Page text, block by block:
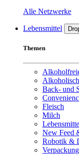
Alle Netzwerke
Lebensmittel
Themen
Back- und
Fleisch
Milch
New Feed
Robotik &
Verpackung